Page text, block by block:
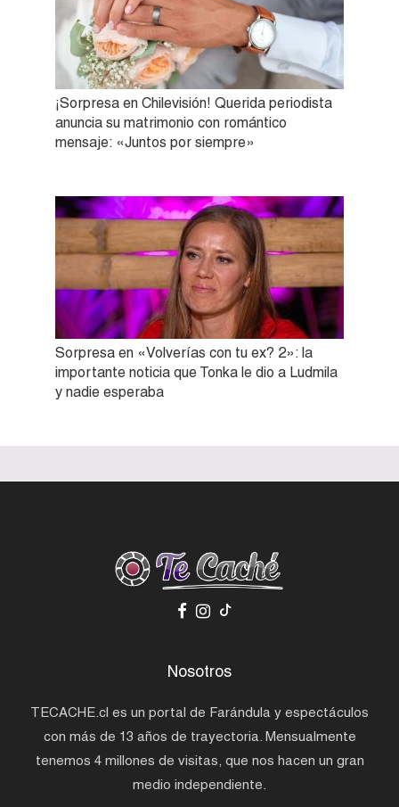
¡Sorpresa en Chilevisión! Querida periodista
anuncia su matrimonio con romántico
mensaje: «Juntos por siempre»
Sorpresa en «Volverías con tu ex? 2»: la
importante noticia que Tonka le dio a Ludmila
y nadie esperaba
Nosotros
TECACHE.cl es un portal de Farándula y espectáculos
con más de 13 años de trayectoria. Mensualmente
tenemos 4 millones de visitas, que nos hacen un gran
medio independiente.